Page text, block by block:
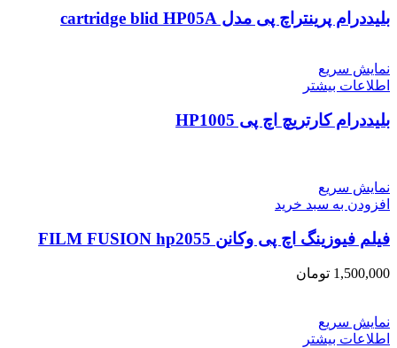
بلیددرام پرینتراچ پی مدل cartridge blid HP05A
نمایش سریع
اطلاعات بیشتر
بلیددرام کارتریچ اچ پی HP1005
نمایش سریع
افزودن به سبد خرید
فیلم فیوزینگ اچ پی وکانن FILM FUSION hp2055
1,500,000 تومان
نمایش سریع
اطلاعات بیشتر